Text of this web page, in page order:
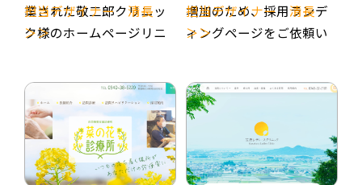
しながら診療に集中でき
る環境を整えています。
率は80〜90％。患者様一
人ひとりと丁寧に向き合
うことができるのも特徴
です。さらに、デンタル
られるまでの思いや取り
組みが伝わるような構成
の別クリニックのイメー
ジを保ちつつ、それぞれ
のサイトらしさも伝わる
デザインです。
業された敬二郎クリニッ
ク様のホームページリニ
2023年に三宅医師から西
信医師へと院長を交代
し、三宅医師の訪問診療
にかける思いや信念など
担当デザイナー 清長
＞＞
増加のため、採用ランデ
ィングページをご依頼い
問歯科診療コーディネー
ターという職種がどのよ
うな仕事を行い、どのよ
うな方々にお役に立って
担当デザイナー 清長
＞＞